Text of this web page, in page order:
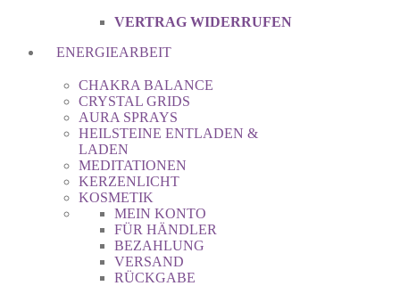
VERTRAG WIDERRUFEN
ENERGIEARBEIT
CHAKRA BALANCE
CRYSTAL GRIDS
AURA SPRAYS
HEILSTEINE ENTLADEN &
LADEN
MEDITATIONEN
KERZENLICHT
KOSMETIK
MEIN KONTO
FÜR HÄNDLER
BEZAHLUNG
VERSAND
RÜCKGABE